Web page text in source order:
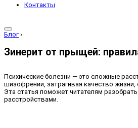
Контакты
Блог ›
Зинерит от прыщей:
Психические болезни — это сложные
шизофрении, затрагивая качество
Эта статья поможет читателям
расстройствами.